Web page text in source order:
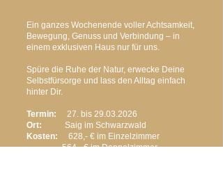
Ein ganzes Wochenende voller Achtsamkeit,
Bewegung, Genuss und Verbindung – in
einem exklusiven Haus nur für uns.
Spüre die Ruhe der Natur, erwecke Deine
Selbstfürsorge und lass den Alltag einfach
hinter Dir.
Termin: 27. bis 29.03.2026
Ort:
Saig im Schwarzwald
Kosten: 628,- € im Einzelzimmer
564,- € im Doppelzimmer